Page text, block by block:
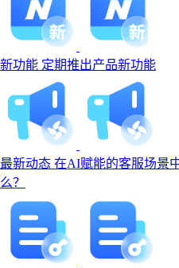
新功能 定期推出产品新功能
最新动态 在AI赋能的客服场景
么？